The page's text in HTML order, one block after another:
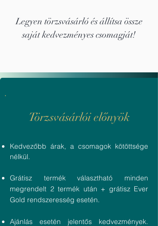
Legyen törzsvásárló és állítsa össze
saját kedvezményes csomagját!
Törzsvásárlói előnyök
Kedvezőbb árak, a csomagok kötöttsége
nélkül.
Grátisz termék választható minden
megrendelt 2 termék után + grátisz Ever
Gold rendszeresség esetén.
Ajánlás esetén jelentős kedvezmények.